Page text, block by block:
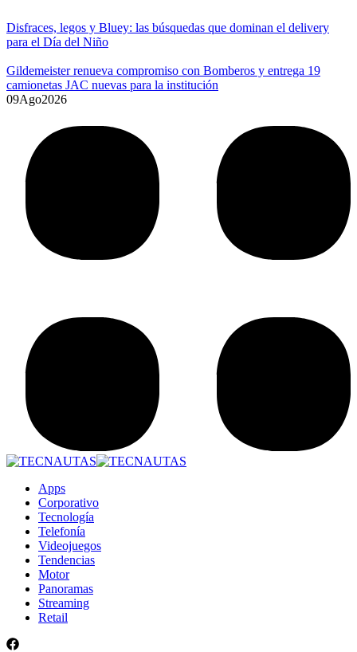
Disfraces, legos y Bluey: las búsquedas que dominan el delivery
para el Día del Niño
Gildemeister renueva compromiso con Bomberos y entrega 19
camionetas JAC nuevas para la institución
09Ago2026
Apps
Corporativo
Tecnología
Telefonía
Videojuegos
Tendencias
Motor
Panoramas
Streaming
Retail